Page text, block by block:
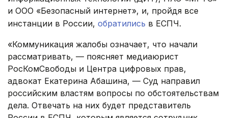
и ООО «Безопасный интернет», и, пройдя все
инстанции в России, обратились в ЕСПЧ.
«Коммуникация жалобы означает, что начали
рассматривать, — поясняет медиаюрист
РосКомСвободы и Центра цифровых прав,
адвокат Екатерина Абашина, — Суд направил
российским властям вопросы по обстоятельствам
дела. Отвечать на них будет представитель